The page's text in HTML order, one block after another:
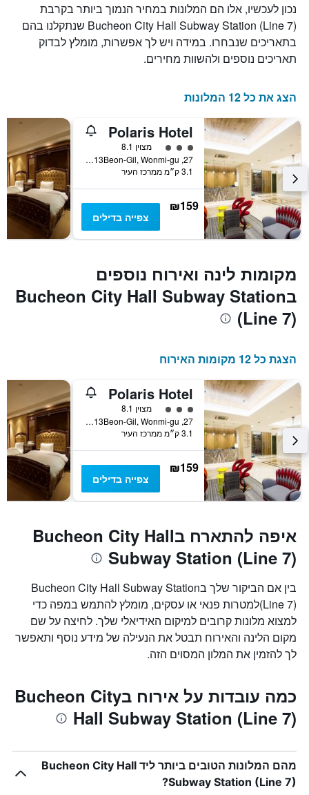
נכון לעכשיו, אלו הם המלונות במחיר הנמוך ביותר בקרבת
Bucheon City Hall Subway Station (Line 7) שנתקלנו בהם
בתאריכים שנבחרו. במידה ויש לך אפשרות, מומלץ לבדוק
תאריכים נוספים ולהשוות מחירים.
הצג את כל 12 המלונות
Polaris Hotel
3 דירוג מחלקת נוסעים
מצוין 8.1
27, Sohyang-ro 13Beon-Gil, Wonmi-gu, בוכאון, דרום קוריאה
3.1 ק״מ ממרכז העיר
₪159
צפייה בדילים
מקומות לינה ואירוח נוספים
בBucheon City Hall Subway Station
(Line 7)
הצגת כל 12 מקומות האירוח
Polaris Hotel
3 דירוג מחלקת נוסעים
מצוין 8.1
27, Sohyang-ro 13Beon-Gil, Wonmi-gu, בוכאון, דרום קוריאה
3.1 ק״מ ממרכז העיר
₪159
צפייה בדילים
איפה להתארח בBucheon City Hall
Subway Station (Line 7)
בין אם הביקור שלך בBucheon City Hall Subway Station
(Line 7)למטרות פנאי או עסקים, מומלץ להתמש במפה כדי
למצוא מלונות קרובים למיקום האידיאלי שלך. לחיצה על שם
מקום הלינה והאירוח תבטל את הנעילה של מידע נוסף ותאפשר
לך להזמין את המלון המסוים הזה.
כמה עובדות על אירוח בBucheon City
Hall Subway Station (Line 7)
מהם המלונות הטובים ביותר ליד Bucheon City Hall
Subway Station (Line 7)?